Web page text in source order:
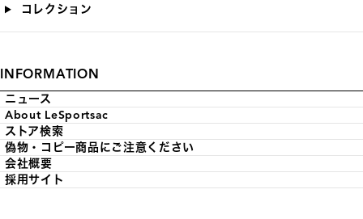
コレクション
INFORMATION
ニュース
About LeSportsac
ストア検索
偽物・コピー商品にご注意ください
会社概要
採用サイト